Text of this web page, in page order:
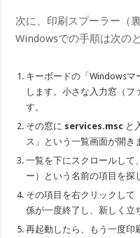
次に、印刷スプーラー（
Windowsでの手順は次の
キーボードの「Windowsマ
します。小さな入力窓（フ
す。
その窓に services.msc と
ス」という一覧画面が開き
一覧を下にスクロールして、
ー）という名前の項目を探
その項目を右クリックして
係が一度終了し、新しく立
再起動したら、もう一度印